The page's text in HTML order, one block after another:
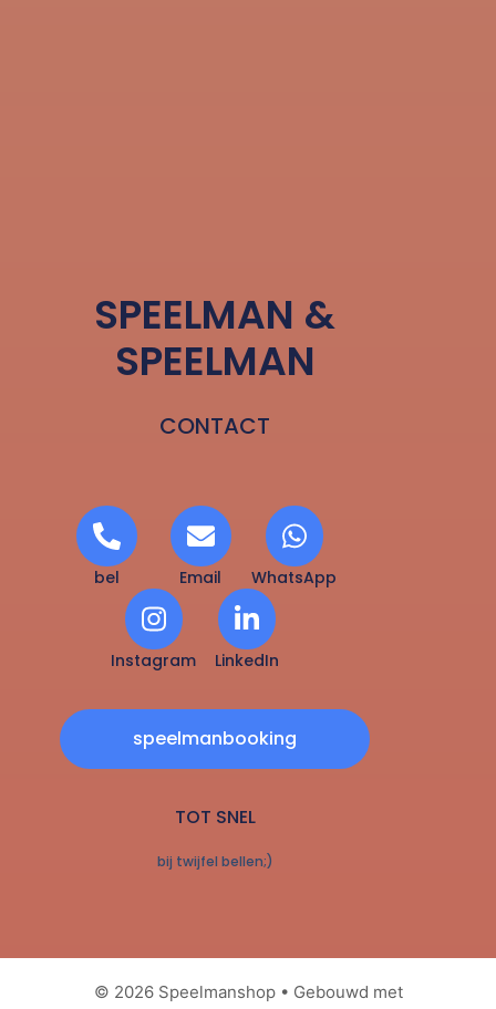
SPEELMAN &
SPEELMAN
CONTACT
bel Email WhatsApp
Instagram LinkedIn
speelmanbooking
TOT SNEL
bij twijfel bellen;)
© 2026 Speelmanshop• Gebouwd met